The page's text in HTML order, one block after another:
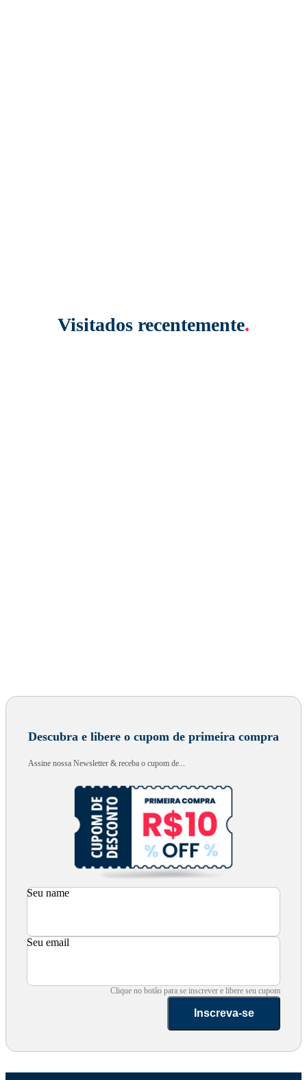
Visitados recentemente.
Descubra e libere o cupom de primeira compra
Assine nossa Newsletter & receba o cupom de...
Seu name
Seu email
Clique no botão para se inscrever e libere seu cupom
Inscreva-se